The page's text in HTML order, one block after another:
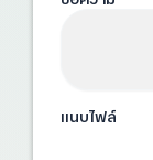
แนบไฟล์